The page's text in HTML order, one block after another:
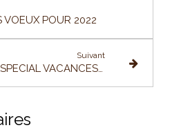
VOEUX POUR 2022
Suivant
COURS EN VISIO "SPECIAL VACANCES SCOLAIRES"